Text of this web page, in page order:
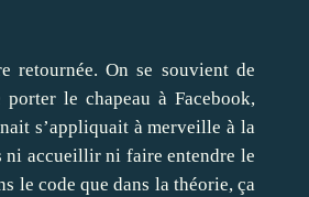
retournée. On se souvient de
le chapeau à Facebook,
s’appliquait à merveille à la
ni accueillir ni faire entendre le
le code que dans la théorie, ça